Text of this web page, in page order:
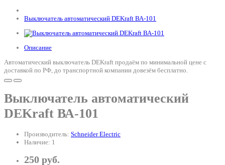
Выключатель автоматический DEKraft ВА-101
Описание
Автоматический выключатель DEKraft продаём по минимальной цене с
доставкой по РФ, до транспортной компании довезём бесплатно.
Выключатель автоматический
DEKraft ВА-101
Производитель: Schneider Electric
Наличие: 1
250 руб.